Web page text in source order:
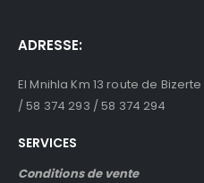
ADRESSE:
El Mnihla Km 13 route de Bizerte
/ 58 374 293 / 58 374 294
SERVICES
Conditions de vente